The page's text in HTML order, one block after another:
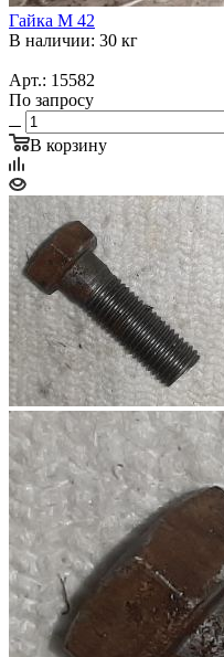
Гайка М 42
В наличии: 30 кг
Арт.: 15582
По запросу
В корзину